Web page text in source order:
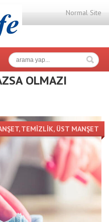
Normal Site
OLMAZI
,TEMİZLİK, ÜST MANŞET